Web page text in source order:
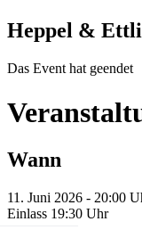
Heppel &
Das Event hat geendet
Wann
11. Juni 2026 - 20:00
Einlass 19:30 Uhr